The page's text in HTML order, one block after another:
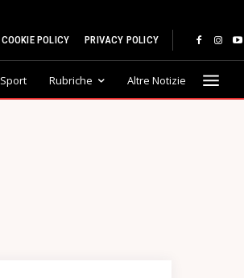
COOKIE POLICY PRIVACY POLICY
Sport Rubriche Altre Notizie